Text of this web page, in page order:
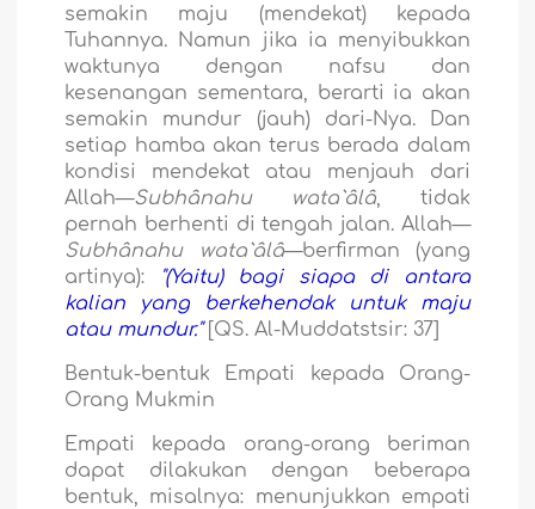
semakin maju (mendekat) kepada
Tuhannya. Namun jika ia menyibukkan
waktunya dengan nafsu dan
kesenangan sementara, berarti ia akan
semakin mundur (jauh) dari-Nya. Dan
setiap hamba akan terus berada dalam
kondisi mendekat atau menjauh dari
Allah—Subhânahu wata`âlâ, tidak
pernah berhenti di tengah jalan. Allah—
Subhânahu wata`âlâ—berfirman (yang
artinya):
"(Yaitu) bagi siapa di antara
kalian yang berkehendak untuk maju
atau mundur."[QS. Al-Muddatstsir: 37]
Bentuk-bentuk Empati kepada Orang-
Orang Mukmin
Empati kepada orang-orang beriman
dapat dilakukan dengan beberapa
bentuk, misalnya: menunjukkan empati